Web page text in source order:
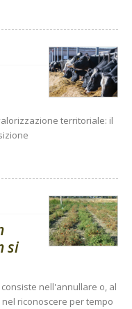
territoriale: il
si
nell'annullare o, al
riconoscere per tempo